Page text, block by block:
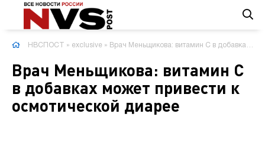
НВСПОСТ » exclusive » Врач Меньщикова: витамин С в добавках может привести к осмотической диарее
Врач Меньщикова: витамин С
в добавках может привести к
осмотической диарее